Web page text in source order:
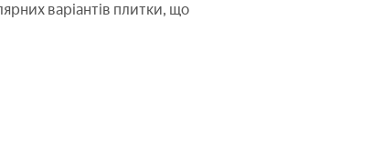
варіантів плитки, що